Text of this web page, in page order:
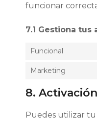
funcionar
7.1 Gestiona
Funcional
Marketing
8.
Puedes utilizar tu